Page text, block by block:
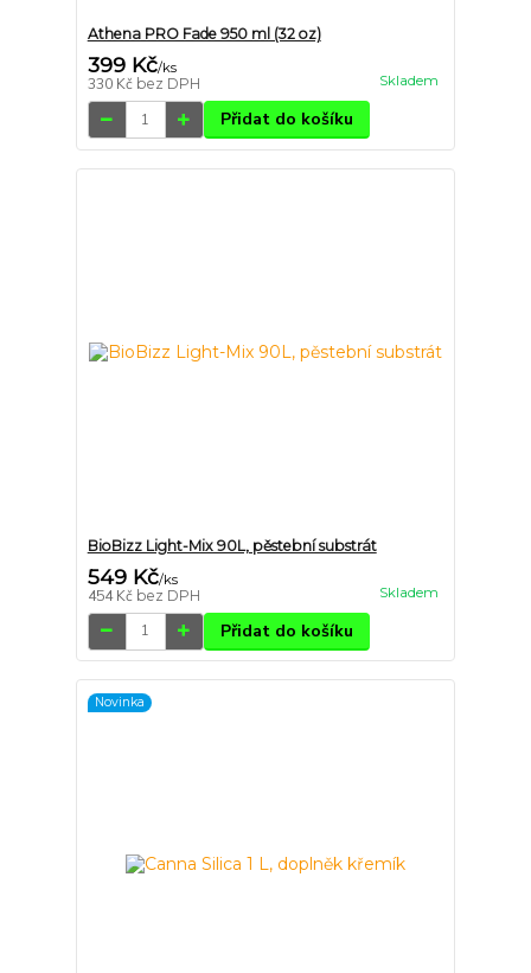
Athena PRO Fade 950 ml (32 oz)
399 Kč/ks
330 Kč bez DPH Skladem
Přidat do košíku
BioBizz Light-Mix 90L, pěstební substrát
549 Kč/ks
454 Kč bez DPH Skladem
Přidat do košíku
Novinka